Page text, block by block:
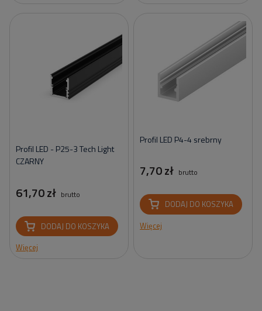
Profil LED - P25-3 Tech Light
CZARNY
61,70 zł brutto
DODAJ DO KOSZYKA
Więcej
Profil LED P4-4 srebrny
7,70 zł brutto
DODAJ DO KOSZYKA
Więcej